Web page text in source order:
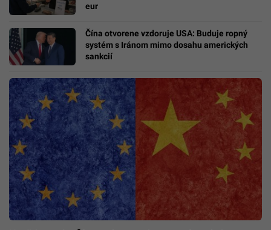
eur
Čína otvorene vzdoruje USA: Buduje ropný
systém s Iránom mimo dosahu amerických
sankcií